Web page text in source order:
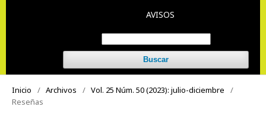
AVISOS
Buscar
Inicio / Archivos / Vol. 25 Núm. 50 (2023): julio-diciembre
/
Reseñas